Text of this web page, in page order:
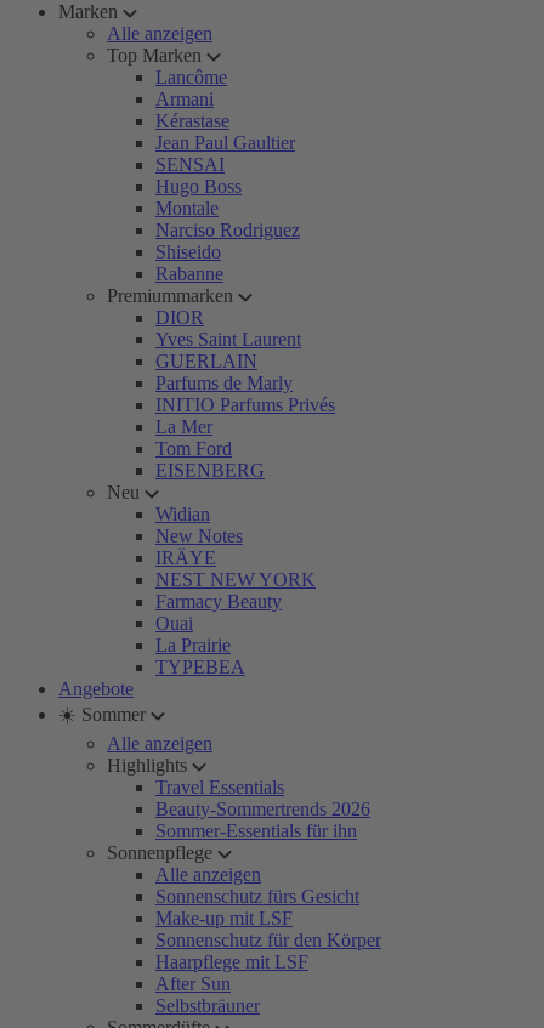
Marken
Alle anzeigen
Top Marken
Lancôme
Armani
Kérastase
Jean Paul Gaultier
SENSAI
Hugo Boss
Montale
Narciso Rodriguez
Shiseido
Rabanne
Premiummarken
DIOR
Yves Saint Laurent
GUERLAIN
Parfums de Marly
INITIO Parfums Privés
La Mer
Tom Ford
EISENBERG
Neu
Widian
New Notes
IRÄYE
NEST NEW YORK
Farmacy Beauty
Ouai
La Prairie
TYPEBEA
Angebote
☀️ Sommer
Alle anzeigen
Highlights
Travel Essentials
Beauty-Sommertrends 2026
Sommer-Essentials für ihn
Sonnenpflege
Alle anzeigen
Sonnenschutz fürs Gesicht
Make-up mit LSF
Sonnenschutz für den Körper
Haarpflege mit LSF
After Sun
Selbstbräuner